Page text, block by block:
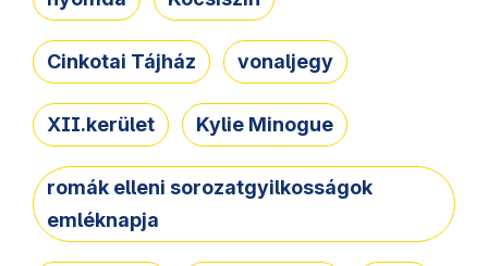
Cinkotai Tájház vonaljegy
XII.kerület Kylie Minogue
romák elleni sorozatgyilkosságok
emléknapja